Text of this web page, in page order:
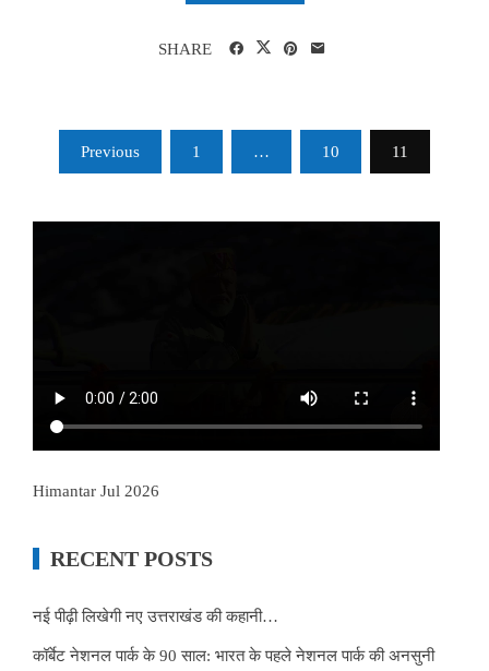
SHARE
Posts
pagination
Previous 1 … 10 11
Himantar Jul 2026
RECENT POSTS
नई पीढ़ी लिखेगी नए उत्तराखंड की कहानी…
कॉर्बेट नेशनल पार्क के 90 साल: भारत के पहले नेशनल पार्क की अनसुनी